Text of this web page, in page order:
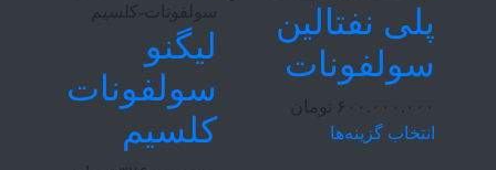
پلی نفتالین
سولفونات
تومان
انتخاب گزینه‌ها
لیگنو
سولفونات
کلسیم